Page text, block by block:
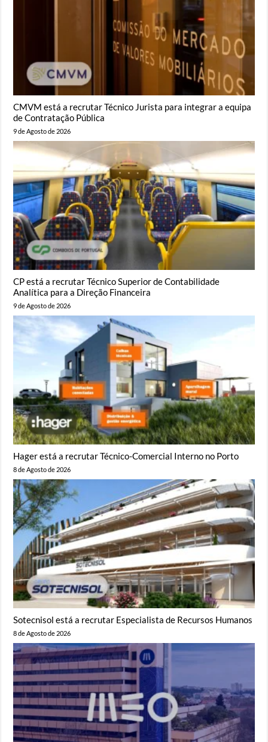
CMVM está a recrutar Técnico Jurista para integrar a equipa
de Contratação Pública
9 de Agosto de 2026
CP está a recrutar Técnico Superior de Contabilidade
Analítica para a Direção Financeira
9 de Agosto de 2026
Hager está a recrutar Técnico-Comercial Interno no Porto
8 de Agosto de 2026
Sotecnisol está a recrutar Especialista de Recursos Humanos
8 de Agosto de 2026